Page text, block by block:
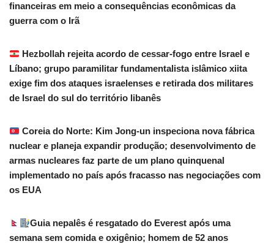
financeiras em meio a consequências econômicas da
guerra com o Irã
Hezbollah rejeita acordo de cessar-fogo entre Israel e
Líbano; grupo paramilitar fundamentalista islâmico xiita
exige fim dos ataques israelenses e retirada dos militares
de Israel do sul do território libanês
Coreia do Norte: Kim Jong-un inspeciona nova fábrica
nuclear e planeja expandir produção; desenvolvimento de
armas nucleares faz parte de um plano quinquenal
implementado no país após fracasso nas negociações com
os EUA
Guia nepalês é resgatado do Everest após uma
semana sem comida e oxigênio; homem de 52 anos